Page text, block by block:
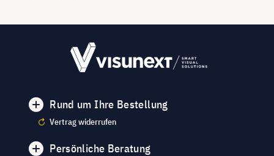
Rund um Ihre Bestellung
Vertrag widerrufen
Persönliche Beratung